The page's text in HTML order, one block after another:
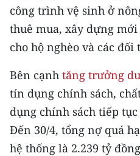
công trình vệ sinh ở
thuê mua, xây dựng
cho hộ nghèo và các
Bên cạnh tăng trưởng
tín dụng chính sách,
dụng chính sách tiếp
Đến 30/4, tổng nợ quá
hệ thống là 2.239 tỷ